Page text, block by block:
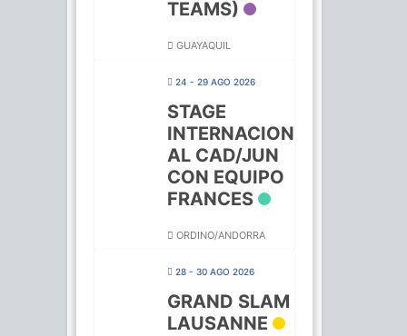
TEAMS)
GUAYAQUIL
24 - 29 AGO 2026
STAGE
INTERNACION
AL CAD/JUN
CON EQUIPO
FRANCES
ORDINO/ANDORRA
28 - 30 AGO 2026
GRAND SLAM
LAUSANNE